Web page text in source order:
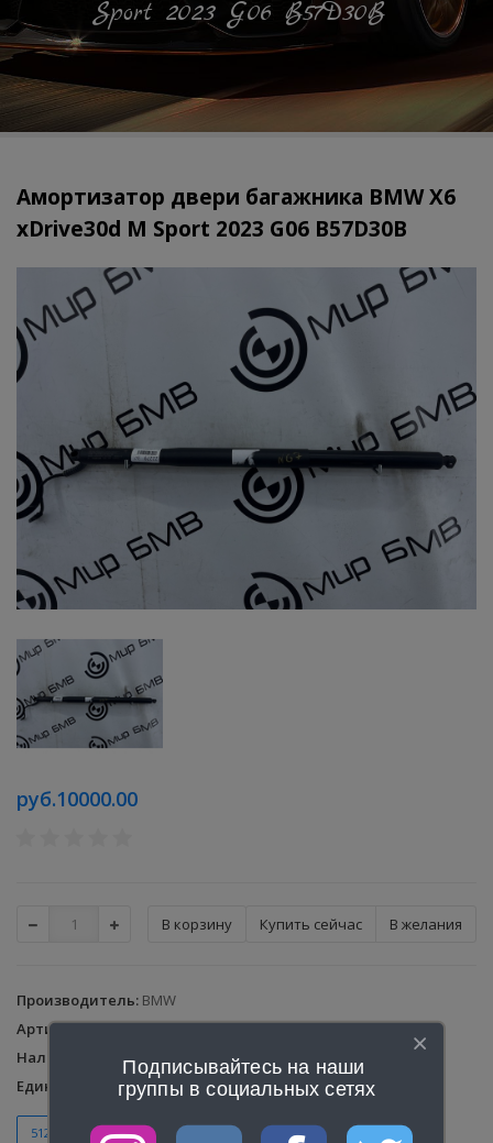
Sport 2023 G06 B57D30B
Амортизатор двери багажника BMW X6
xDrive30d M Sport 2023 G06 B57D30B
руб.10000.00
Купить сейчас В желания
Производитель: BMW
Артикул:22279
Наличие
Единица
51245A1DEC6 5A1DEC6 51245A1DEC5 5A1DEC5
Подписывайтесь на наши
группы в социальных сетях